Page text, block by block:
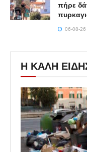
πήρε
06-08-26
Η ΚΑΛΗ